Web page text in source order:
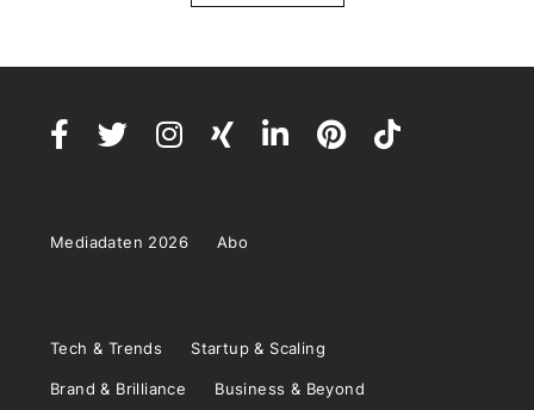
Mediadaten 2026 Abo
Tech & Trends Startup & Scaling
Brand & Brilliance Business & Beyond